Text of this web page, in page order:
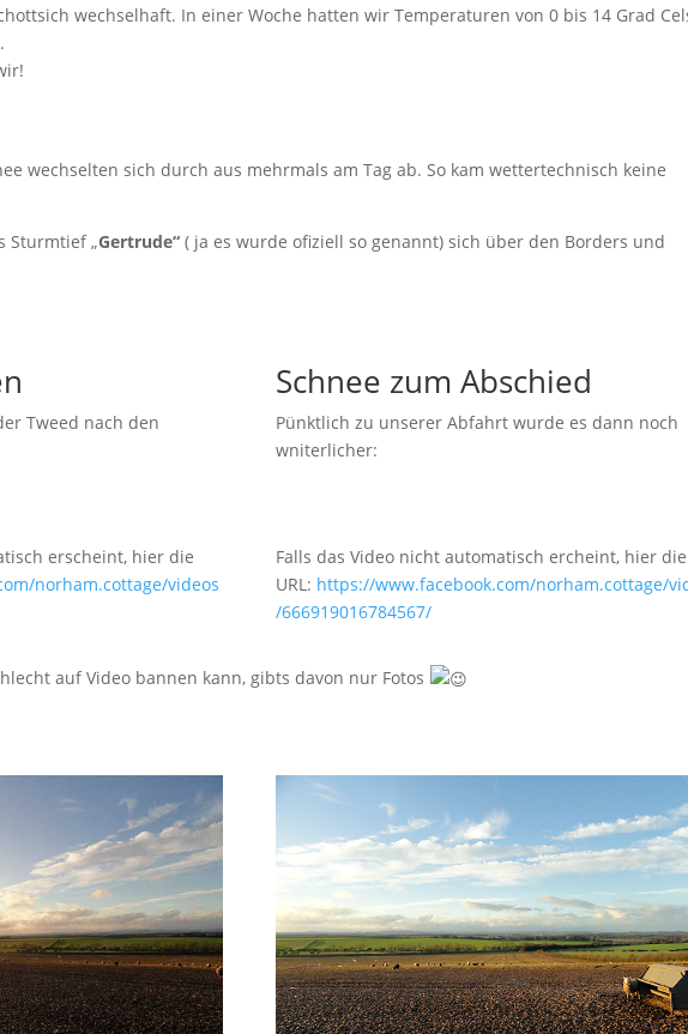
wechselhaft. In einer Woche hatten wir Temperaturen von 0 bis 14 Grad
wechselten sich durch aus mehrmals am Tag ab. So kam wettertechnisch keine
Sturmtief „Gertrude“ ( ja es wurde ofiziell so genannt) sich über den Borders und
Tweed nach den
erscheint, hier die
norham.cottage/videos
Schnee zum Abschied
Pünktlich zu unserer Abfahrt wurde es dann noch
wniterlicher:
Falls das Video nicht automatisch ercheint, hier die
URL: https://www.facebook.com/norham.cottage/
/666919016784567/
auf Video bannen kann, gibts davon nur Fotos